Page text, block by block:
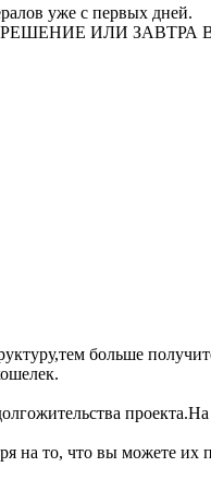
уже с первых дней.
РЕШЕНИЕ ИЛИ
больше
на то, что вы можете их